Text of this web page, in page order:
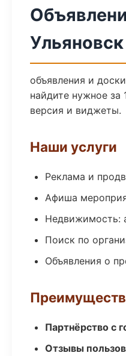
Ульяновск
объявления и
найдите нужное за
версия и виджеты.
Наши услуги
Реклама и
Афиша
Недвижимость:
Поиск по
Объявления о
Партнёрство с
Отзывы